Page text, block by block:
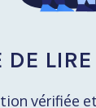
DE
vérifiée